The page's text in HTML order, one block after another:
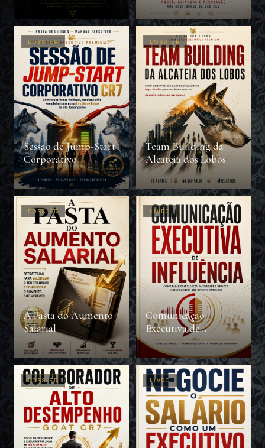
DOSSIER
Sessão de Jump-Start
Corporativo
DOSSIER
Team Building da
Alcateia dos Lobos
DOSSIER
A Pasta do Aumento
Salarial
LIVRO
Comunicação
Executiva de
Influência
DOSSIER LIVRO